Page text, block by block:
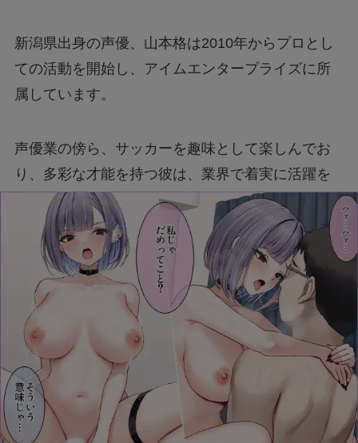
新潟県出身の声優、山本格は2010年からプロとし
ての活動を開始し、アイムエンタープライズに所
属しています。
声優業の傍ら、サッカーを趣味として楽しんでお
り、多彩な才能を持つ彼は、業界で着実に活躍を
続けています。